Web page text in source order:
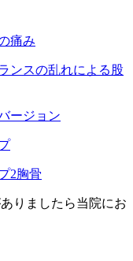
痛み
ンスの乱れによる股
ージョン
2胸骨
りましたら当院にお